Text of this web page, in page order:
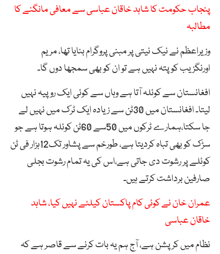
پنجاب حکومت کا شاہد خاقان عباسی سے معافی مانگنے کا
مطالبہ
وزیراعظم نے نیک نیتی پر مبنی پروگرام بنایا تھا، مریم
اورنگزیب کو پتہ نہیں ہے تو ان کو بھی سمجھا دوں گا۔
افغانستان سے کوئلہ آتا ہے وہاں سے کوئی ایک روپیہ نہیں
لیتا۔ افغانستان میں 30ٹن سے زیادہ ایک ٹرک میں نہیں لے
جا سکتا،ہمارے ٹرکوں میں 50سے 60ٹن کوئلہ ہوتا ہے جو
سڑک کو بھی تباہ کردیتا ہے، طورخم سے پشاور تک12ہزار فی ٹن
کوئلے پر رشوت دی جاتی ہے،اس کی یہ تمام رشوت بجلی
صارفین برداشت کرتے ہیں۔
عمران خان نے کوئی کام پاکستان کیلئے نہیں کیا، شاہد
خاقان عباسی
نظام میں کرپشن ہے، آج ہم یہ بات کرنے سے قاصر ہے کہ